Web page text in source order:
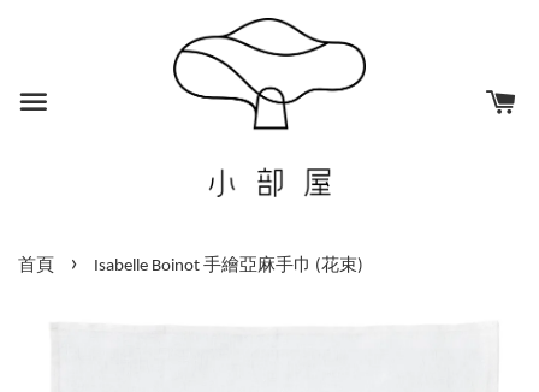
首頁 › Isabelle Boinot 手繪亞麻手巾 (花束)